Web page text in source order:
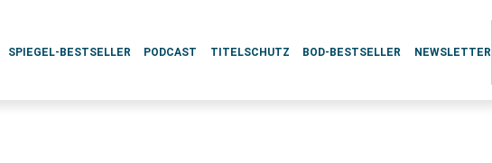
SPIEGEL-BESTSELLER PODCAST TITELSCHUTZ BOD-BESTSELLER NEWSLETTER